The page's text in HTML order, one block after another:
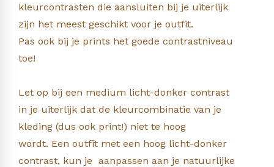
kleurcontrasten die aansluiten bij je uiterlijk
zijn het meest geschikt voor je outfit.
Pas ook bij je prints het goede contrastniveau
toe!
Let op bij een medium licht-donker contrast
in je uiterlijk dat de kleurcombinatie van je
kleding (dus ook print!) niet te hoog
wordt. Een outfit met een hoog licht-donker
contrast, kun je aanpassen aan je natuurlijke